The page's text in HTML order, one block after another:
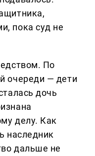
пока суд не
По
очереди — дети
дочь
делу. Как
наследник
дальше не